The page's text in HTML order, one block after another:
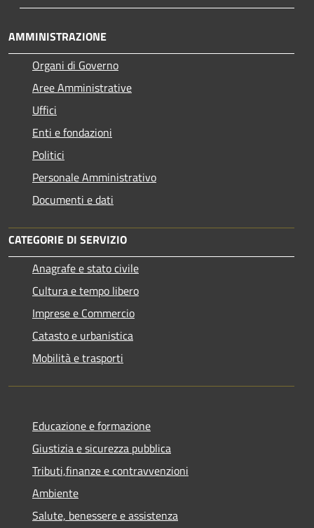
AMMINISTRAZIONE
Organi di Governo
Aree Amministrative
Uffici
Enti e fondazioni
Politici
Personale Amministrativo
Documenti e dati
CATEGORIE DI SERVIZIO
Anagrafe e stato civile
Cultura e tempo libero
Imprese e Commercio
Catasto e urbanistica
Mobilità e trasporti
Educazione e formazione
Giustizia e sicurezza pubblica
Tributi,finanze e contravvenzioni
Ambiente
Salute, benessere e assistenza